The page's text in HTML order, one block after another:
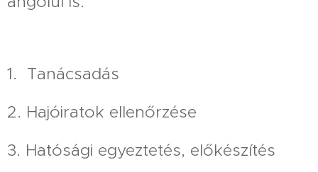
1. Tanácsadás
2. Hajóiratok ellenőrzése
3. Hatósági egyeztetés, előkészítés